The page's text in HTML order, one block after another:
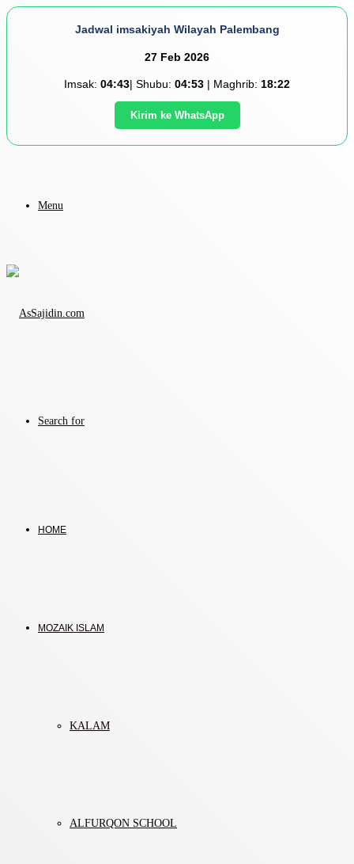
Jadwal imsakiyah Wilayah Palembang
27 Feb 2026
Imsak: 04:43| Shubu: 04:53 | Maghrib: 18:22
Kirim ke WhatsApp
Menu
Search for
HOME
MOZAIK ISLAM
KALAM
ALFURQON SCHOOL